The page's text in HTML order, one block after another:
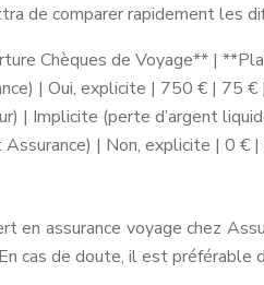
de comparer rapidement les
Chèques de Voyage** |
| Oui, explicite | 750 € | 75
| Implicite (perte d’argent
| Non, explicite | 0 €
en assurance voyage chez
cas de doute, il est préférable